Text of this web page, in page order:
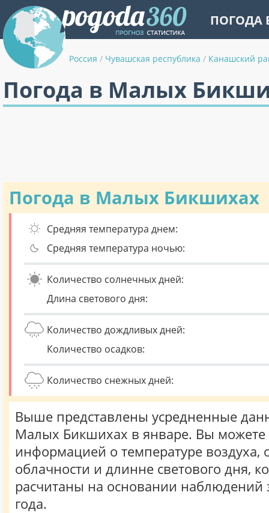
ПОГОДА
Россия / Чувашская республика / Канашский
Погода в Малых
Погода в Малых Бикшихах
Средняя температура днем:
Средняя температура ночью:
Количество солнечных дней:
Длина светового дня:
Количество дождливых дней:
Количество осадков:
Количество снежных дней:
Выше представлены усредненные
Малых Бикшихах в январе. Вы можете
информацией о температуре воздуха,
облачности и длинне светового дня,
расчитаны на основании наблюдений
года.